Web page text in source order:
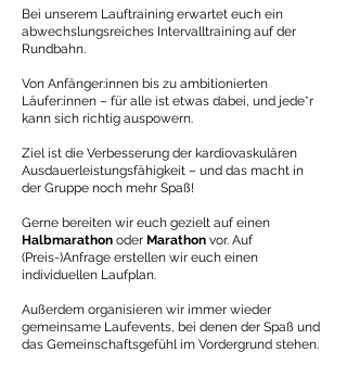
Bei unserem Lauftraining erwartet euch ein
abwechslungsreiches Intervalltraining auf der
Rundbahn.
Von Anfänger:innen bis zu ambitionierten
Läufer:innen – für alle ist etwas dabei, und jede*r
kann sich richtig auspowern.
Ziel ist die Verbesserung der kardiovaskulären
Ausdauerleistungsfähigkeit – und das macht in
der Gruppe noch mehr Spaß!
Gerne bereiten wir euch gezielt auf einen
Halbmarathon oder Marathon vor. Auf
(Preis-)Anfrage erstellen wir euch einen
individuellen Laufplan.
Außerdem organisieren wir immer wieder
gemeinsame Laufevents, bei denen der Spaß und
das Gemeinschaftsgefühl im Vordergrund stehen.